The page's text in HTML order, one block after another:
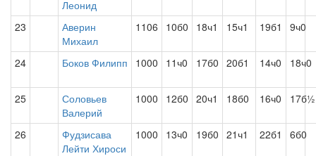
Леонид
23
Аверин
Михаил
1106 10б0 18ч1 15ч1 19б1 9ч0
24 Боков Филипп 1000 11ч0 17б0 20б1 14ч0 18ч0
25
Соловьев
Валерий
1000 12б0 20ч1 18б0 16ч0 17б½
26
Фудзисава
Лейти Хироси
1000 13ч0 19б0 21ч1 22б1 6б0